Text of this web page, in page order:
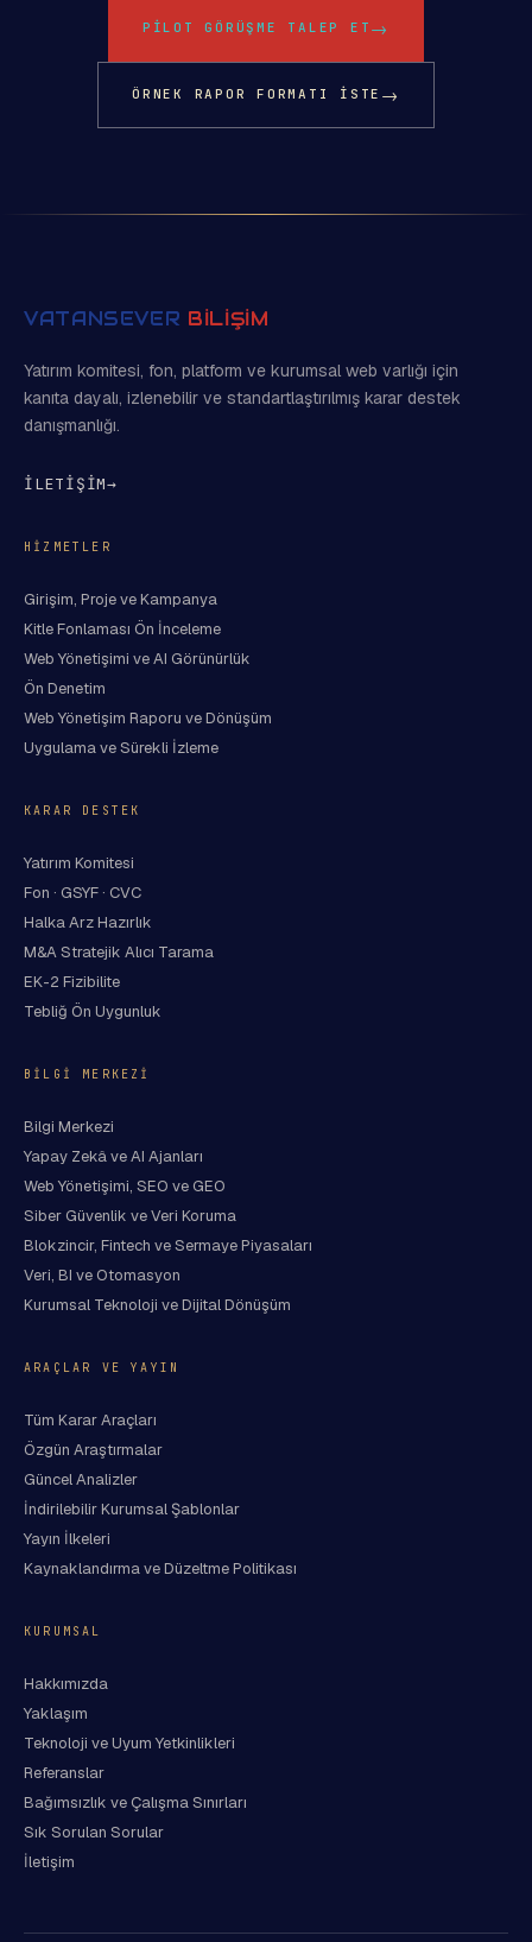
PILOT GÖRÜŞME TALEP ET →
ÖRNEK RAPOR FORMATI ISTE →
VATANSEVER BİLİŞİM
Yatırım komitesi, fon, platform ve kurumsal web varlığı için
kanıta dayalı, izlenebilir ve standartlaştırılmış karar destek
danışmanlığı.
İLETİŞİM→
HIZMETLER
Girişim, Proje ve Kampanya
Kitle Fonlaması Ön İnceleme
Web Yönetişimi ve AI Görünürlük
Ön Denetim
Web Yönetişim Raporu ve Dönüşüm
Uygulama ve Sürekli İzleme
KARAR DESTEK
Yatırım Komitesi
Fon · GSYF · CVC
Halka Arz Hazırlık
M&A Stratejik Alıcı Tarama
EK-2 Fizibilite
Tebliğ Ön Uygunluk
BILGI MERKEZI
Bilgi Merkezi
Yapay Zekâ ve AI Ajanları
Web Yönetişimi, SEO ve GEO
Siber Güvenlik ve Veri Koruma
Blokzincir, Fintech ve Sermaye Piyasaları
Veri, BI ve Otomasyon
Kurumsal Teknoloji ve Dijital Dönüşüm
ARAÇLAR VE YAYIN
Tüm Karar Araçları
Özgün Araştırmalar
Güncel Analizler
İndirilebilir Kurumsal Şablonlar
Yayın İlkeleri
Kaynaklandırma ve Düzeltme Politikası
KURUMSAL
Hakkımızda
Yaklaşım
Teknoloji ve Uyum Yetkinlikleri
Referanslar
Bağımsızlık ve Çalışma Sınırları
Sık Sorulan Sorular
İletişim